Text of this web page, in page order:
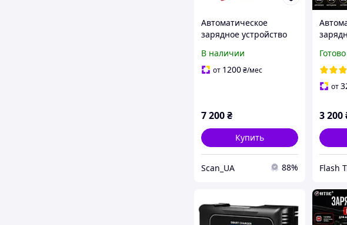
Автоматическое
зарядное устройство
P35 35A 12-24V
В наличии
от 1200₴/мес
7 200₴
Купить
Scan_UA 88%
HTRC
от
3 200
Flash